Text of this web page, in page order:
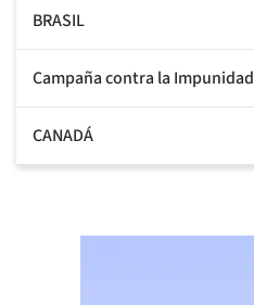
BRASIL
Campaña contra la Impunidad
CANADÁ